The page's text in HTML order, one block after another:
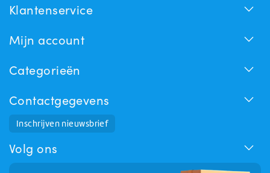
Klantenservice
Mijn account
Categorieën
Contactgegevens
Inschrijven nieuwsbrief
Volg ons